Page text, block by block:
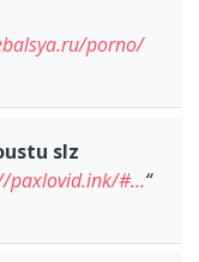
porno/
slz
paxlovid.ink/#…“